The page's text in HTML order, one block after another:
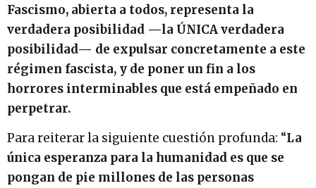
Fascismo, abierta a todos, representa la
verdadera posibilidad —la ÚNICA verdadera
posibilidad— de expulsar concretamente a este
régimen fascista, y de poner un fin a los
horrores interminables que está empeñado en
perpetrar.
Para reiterar la siguiente cuestión profunda: “La
única esperanza para la humanidad es que se
pongan de pie millones de las personas